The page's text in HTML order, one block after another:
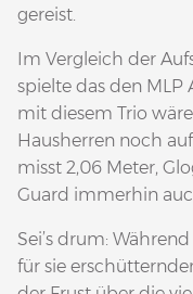
gereist.
Im Vergleich der
spielte das den MLP
mit diesem Trio
Hausherren noch
misst 2,06 Meter,
Guard immerhin
Sei’s drum:
für sie